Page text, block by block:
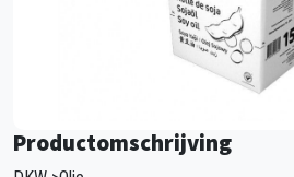
Productomschrijving